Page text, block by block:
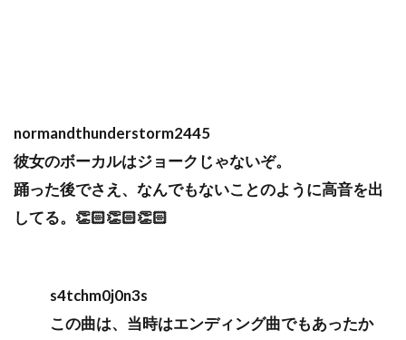
normandthunderstorm2445
彼女のボーカルはジョークじゃないぞ。
踊った後でさえ、なんでもないことのように高音を出
してる。👏🏻👏🏻👏🏻
s4tchm0j0n3s
この曲は、当時はエンディング曲でもあったか